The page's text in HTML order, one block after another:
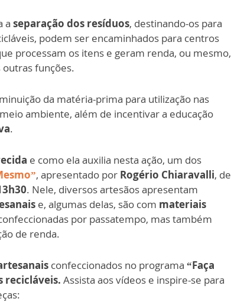
a separação dos resíduos, destinando-os para
podem ser encaminhados para centros
processam os itens e geram renda, ou mesmo,
outras funções.
da matéria-prima para utilização nas
ambiente, além de incentivar a educação
.
e como ela auxilia nesta ação, um dos
, apresentado por Rogério Chiaravalli, de
. Nele, diversos artesãos apresentam
e, algumas delas, são com materiais
por passatempo, mas também
de renda.
confeccionados no programa “Faça
recicláveis. Assista aos vídeos e inspire-se para